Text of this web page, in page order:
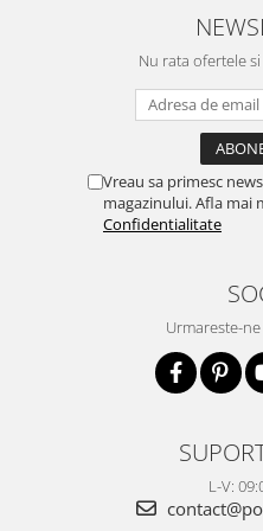
Nu rata ofertele
Vreau sa primesc
magazinului. Afla mai
Confidentialitate
Urmareste-
L-V: